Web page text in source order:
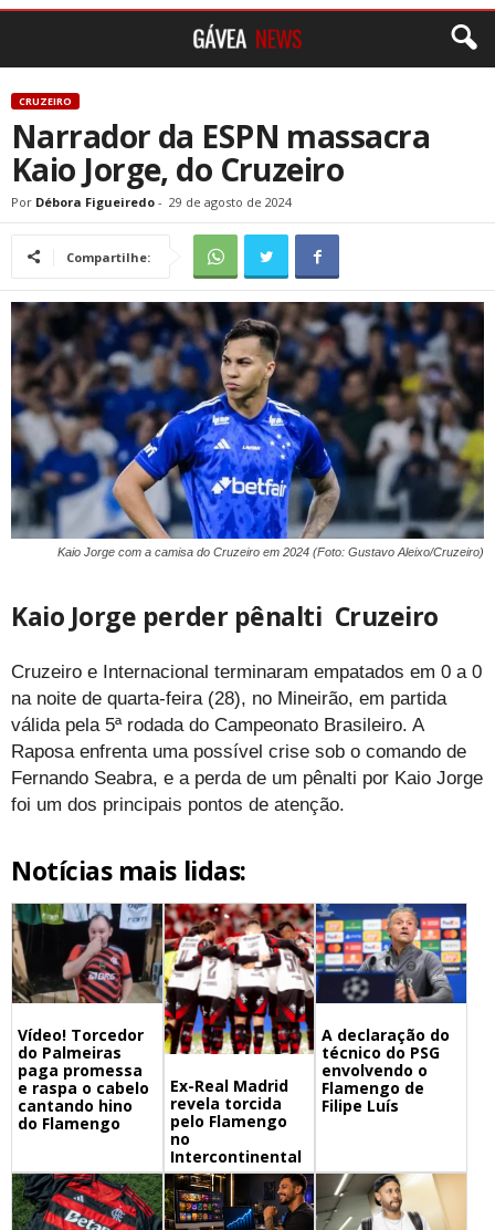
CRUZEIRO
Narrador da ESPN massacra
Kaio Jorge, do Cruzeiro
Por Débora Figueiredo - 29 de agosto de 2024
Compartilhe:
Kaio Jorge com a camisa do Cruzeiro em 2024 (Foto: Gustavo Aleixo/Cruzeiro)
Kaio Jorge perder pênalti Cruzeiro
Cruzeiro e Internacional terminaram empatados em 0 a 0
na noite de quarta-feira (28), no Mineirão, em partida
válida pela 5ª rodada do Campeonato Brasileiro. A
Raposa enfrenta uma possível crise sob o comando de
Fernando Seabra, e a perda de um pênalti por Kaio Jorge
foi um dos principais pontos de atenção.
Notícias mais lidas:
Vídeo! Torcedor
do Palmeiras
paga promessa
e raspa o cabelo
cantando hino
do Flamengo
Ex-Real Madrid
revela torcida
pelo Flamengo
no
Intercontinental
A declaração do
técnico do PSG
envolvendo o
Flamengo de
Filipe Luís